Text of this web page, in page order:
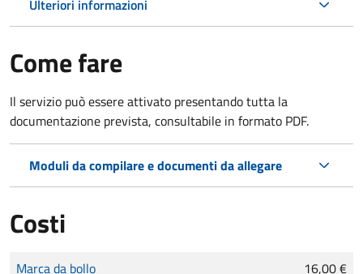
Ulteriori informazioni
Come fare
Il servizio può essere attivato presentando tutta la
documentazione prevista, consultabile in formato PDF.
Moduli da compilare e documenti da allegare
Costi
Tipo di pagamento
Importo
Marca da bollo 16,00 €